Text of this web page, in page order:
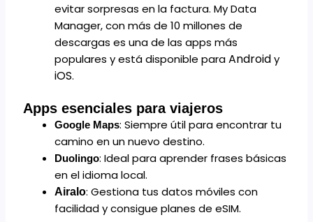
evitar sorpresas en la factura. My Data
Manager, con más de 10 millones de
descargas es una de las apps más
populares y está disponible paraAndroidy
iOS.
Apps esenciales para viajeros
Google Maps: Siempre útil para encontrar tu
camino en un nuevo destino.
Duolingo: Ideal para aprender frases básicas
en el idioma local.
Airalo: Gestiona tus datos móviles con
facilidad y consigue planes de eSIM.